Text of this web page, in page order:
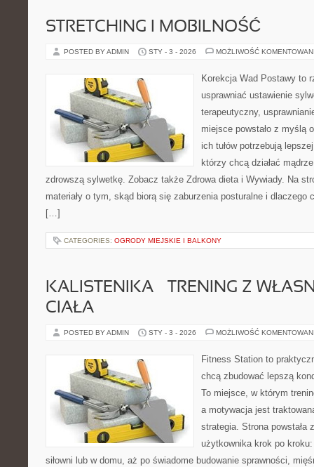
STRETCHING I MOBILNOŚĆ
POSTED BY ADMIN STY - 3 - 2026 MOŻLIWOŚĆ
Korekcja Wad Postawy to
usprawniać ustawienie
terapeutyczny,
miejsce powstało z myślą
ich tułów potrzebują
którzy chcą działać
zdrowszą sylwetkę. Zobacz także Zdrowa dieta i Wywiady. Na
materiały o tym, skąd biorą się zaburzenia posturalne i dlaczego
[…]
CATEGORIES: OGRODY MIEJSKIE I BALKONY
KALISTENIKA – TRENING Z
CIAŁA
POSTED BY ADMIN STY - 3 - 2026 MOŻLIWOŚĆ
Fitness Station to
chcą zbudować lepszą
To miejsce, w którym
a motywacja jest
strategia. Strona
użytkownika krok po
siłowni lub w domu, aż po świadome budowanie sprawności,